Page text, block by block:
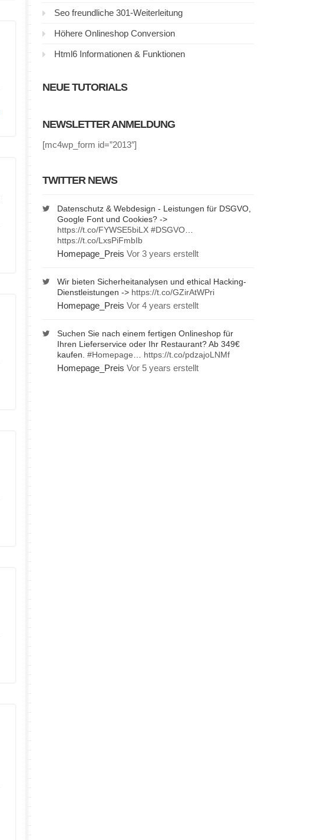
Seo freundliche 301-Weiterleitung
Höhere Onlineshop Conversion
Html6 Informationen & Funktionen
NEUE TUTORIALS
NEWSLETTER ANMELDUNG
[mc4wp_form id=”2013″]
TWITTER NEWS
Datenschutz & Webdesign - Leistungen für DSGVO,
Google Font und Cookies? ->
https://t.co/FYWSE5biLX #DSGVO…
https://t.co/LxsPiFmbIb
Homepage_Preis Vor 3 years erstellt
Wir bieten Sicherheitanalysen und ethical Hacking-
Dienstleistungen -> https://t.co/GZirAtWPri
Homepage_Preis Vor 4 years erstellt
Suchen Sie nach einem fertigen Onlineshop für
Ihren Lieferservice oder Ihr Restaurant? Ab 349€
kaufen. #Homepage https://t.co/pdzajoLNMf
Homepage_Preis Vor 5 years erstellt